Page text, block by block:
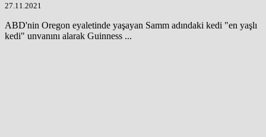
27.11.2021
ABD'nin Oregon eyaletinde yaşayan Samm adındaki kedi "en yaşlı
kedi" unvanını alarak Guinness ...